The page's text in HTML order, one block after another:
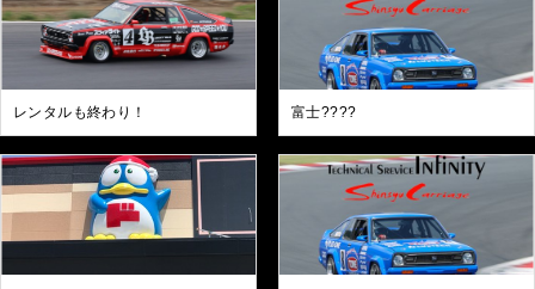
レンタルも終わり！ 富士????